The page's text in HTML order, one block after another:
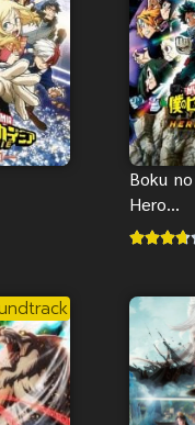
Boku no
Hero
วีรบุรุษ